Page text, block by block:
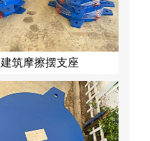
建筑摩擦摆支座